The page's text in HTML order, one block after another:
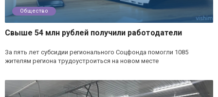
Общество
Свыше 54 млн рублей получили работодатели
За пять лет субсидии регионального Соцфонда помогли 1085
жителям региона трудоустроиться на новом месте